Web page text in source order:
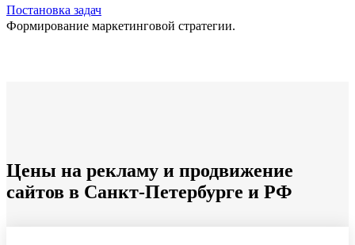
Постановка задач
Формирование маркетинговой стратегии.
Цены на рекламу и продвижение
сайтов в Санкт-Петербурге и РФ